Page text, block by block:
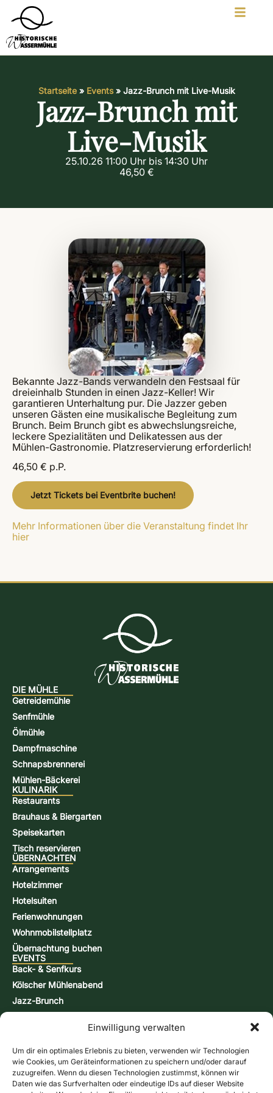
Einwilligung verwalten
Um dir ein optimales Erlebnis zu bieten, verwenden wir Technologien
wie Cookies, um Geräteinformationen zu speichern und/oder darauf
zuzugreifen. Wenn du diesen Technologien zustimmst, können wir
Daten wie das Surfverhalten oder eindeutige IDs auf dieser Website
Startseite» Events» Jazz-Brunch mit Live-Musik
Jazz-Brunch mit
Live-Musik
25.10.26 11:00 Uhr bis 14:30 Uhr
46,50 €
Bekannte Jazz-Bands verwandeln den Festsaal für
dreieinhalb Stunden in einen Jazz-Keller! Wir
garantieren Unterhaltung pur. Die Jazzer geben
unseren Gästen eine musikalische Begleitung zum
Brunch. Beim Brunch gibt es abwechslungsreiche,
leckere Spezialitäten und Delikatessen aus der
Mühlen-Gastronomie. Platzreservierung erforderlich!
46,50 € p.P.
Jetzt Tickets bei Eventbrite buchen!
Mehr Informationen über die Veranstaltung findet Ihr
hier
DIE MÜHLE
Getreidemühle
Senfmühle
Ölmühle
Dampfmaschine
Schnapsbrennerei
Mühlen-Bäckerei
KULINARIK
Restaurants
Brauhaus & Biergarten
Speisekarten
Tisch reservieren
ÜBERNACHTEN
Arrangements
Hotelzimmer
Hotelsuiten
Ferienwohnungen
Wohnmobilstellplatz
Übernachtung buchen
EVENTS
Back- & Senfkurs
Kölscher Mühlenabend
Jazz-Brunch
Schnappsbrenn-Kurs
Aktionstage
KONTAKT & INFORMATIONEN
Kontaktformular
Öffnungszeiten